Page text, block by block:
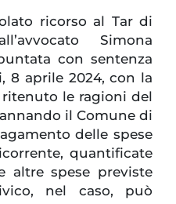
ricorso al Tar di
Simona
con sentenza
8 aprile 2024, con la
le ragioni del
il Comune di
delle spese
quantificate
altre spese previste
nel caso, può